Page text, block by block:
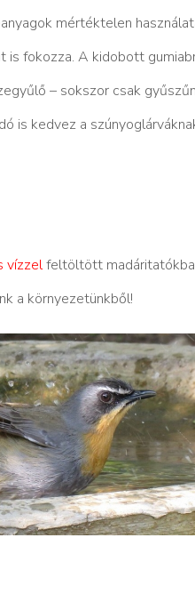
mértéktelen
is fokozza. A kidobott
– sokszor csak
is kedvez a
vízzelfeltöltött
a környezetünkből!